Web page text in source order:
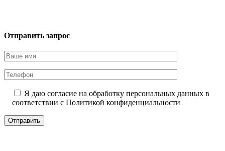
Отправить запрос
Я даю согласие на обработку персональных данных в
соответствии с Политикой конфиденциальности